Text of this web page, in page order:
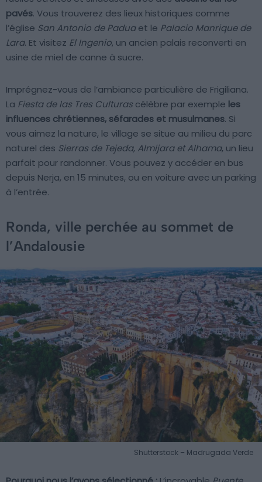
pavés. Vous trouverez des lieux historiques comme
l’église San Antonio de Paduaet le Palacio Manrique de
Lara. Et visitez El Ingenio, un ancien palais reconverti en
usine de miel de canne à sucre.
Imprégnez-vous de l’ambiance particulière de Frigiliana.
La Fiesta de las Tres Culturas célèbre par exemple les
influences chrétiennes, séfarades et musulmanes. Si
vous aimez la nature, le village se situe au milieu du parc
naturel des Sierras de Tejeda, Almijara et Alhama, un lieu
parfait pour randonner. Vous pouvez y accéder en bus
depuis Nerja, en 15 minutes, ou en voiture avec un parking
à l’entrée.
Ronda, ville perchée au sommet de
l’Andalousie
Shutterstock – Madrugada Verde